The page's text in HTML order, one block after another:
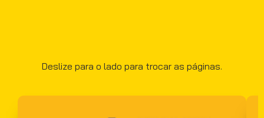
Deslize para o lado para trocar as páginas.